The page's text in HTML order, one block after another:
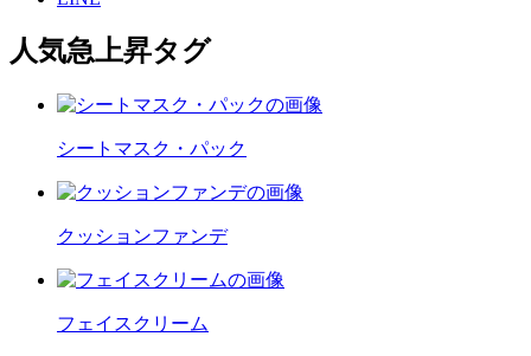
人気急上昇タグ
シートマスク・パック
クッションファンデ
フェイスクリーム